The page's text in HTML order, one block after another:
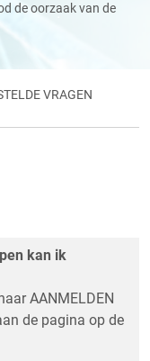
de oorzaak van de
VRAGEN
kan ik
AANMELDEN
de pagina op de